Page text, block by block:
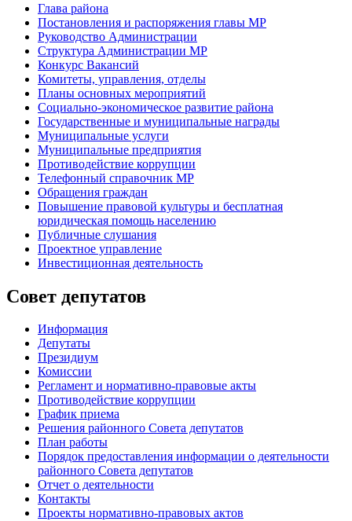
Глава района
Постановления и распоряжения главы МР
Руководство Администрации
Структура Администрации МР
Конкурс Вакансий
Комитеты, управления, отделы
Планы основных мероприятий
Социально-экономическое развитие района
Государственные и муниципальные награды
Муниципальные услуги
Муниципальные предприятия
Противодействие коррупции
Телефонный справочник МР
Обращения граждан
Повышение правовой культуры и бесплатная
юридическая помощь населению
Публичные слушания
Проектное управление
Инвестиционная деятельность
Совет депутатов
Информация
Депутаты
Президиум
Комиссии
Регламент и нормативно-правовые акты
Противодействие коррупции
График приема
Решения районного Совета депутатов
План работы
Порядок предоставления информации о деятельности
районного Совета депутатов
Отчет о деятельности
Контакты
Проекты нормативно-правовых актов